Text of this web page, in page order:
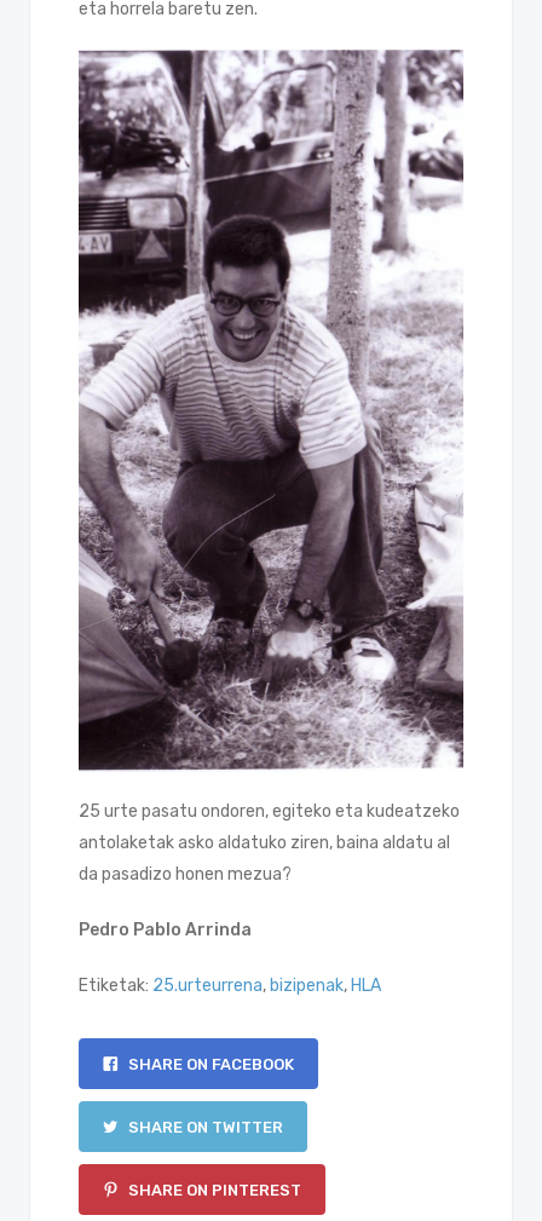
eta horrela baretu zen.
25 urte pasatu ondoren, egiteko eta kudeatzeko
antolaketak asko aldatuko ziren, baina aldatu al
da pasadizo honen mezua?
Pedro Pablo Arrinda
Etiketak: 25.urteurrena, bizipenak, HLA
SHARE ON FACEBOOK
SHARE ON TWITTER
SHARE ON PINTEREST